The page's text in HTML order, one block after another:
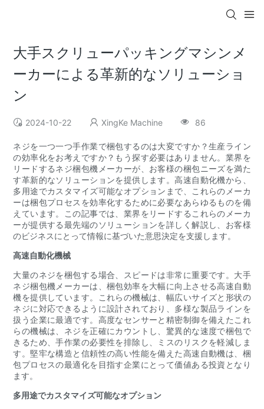
大手スクリューパッキングマシンメ
ーカーによる革新的なソリューショ
ン
2024-10-22 XingKe Machine 86
ネジを一つ一つ手作業で梱包するのは大変ですか？生産ライン
の効率化をお考えですか？もう探す必要はありません。業界を
リードするネジ梱包機メーカーが、お客様の梱包ニーズを満た
す革新的なソリューションを提供します。高速自動化機から、
多用途でカスタマイズ可能なオプションまで、これらのメーカ
ーは梱包プロセスを効率化するために必要なあらゆるものを備
えています。この記事では、業界をリードするこれらのメーカ
ーが提供する最先端のソリューションを詳しく解説し、お客様
のビジネスにとって情報に基づいた意思決定を支援します。
高速自動化機械
大量のネジを梱包する場合、スピードは非常に重要です。大手
ネジ梱包機メーカーは、梱包効率を大幅に向上させる高速自動
機を提供しています。これらの機械は、幅広いサイズと形状の
ネジに対応できるように設計されており、多様な製品ラインを
扱う企業に最適です。高度なセンサーと精密制御を備えたこれ
らの機械は、ネジを正確にカウントし、驚異的な速度で梱包で
きるため、手作業の必要性を排除し、ミスのリスクを軽減しま
す。堅牢な構造と信頼性の高い性能を備えた高速自動機は、梱
包プロセスの最適化を目指す企業にとって価値ある投資となり
ます。
多用途でカスタマイズ可能なオプション